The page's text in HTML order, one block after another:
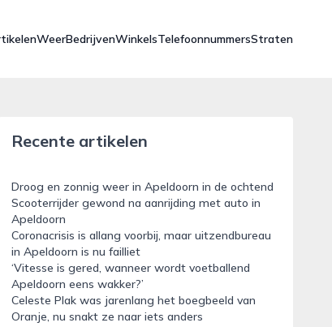
WeerBedrijvenWinkelsTelefoonnummersStraten
Recente artikelen
Droog en zonnig weer in Apeldoorn in de ochtend
Scooterrijder gewond na aanrijding met auto in
Apeldoorn
Coronacrisis is allang voorbij, maar uitzendbureau
in Apeldoorn is nu failliet
‘Vitesse is gered, wanneer wordt voetballend
Apeldoorn eens wakker?’
Celeste Plak was jarenlang het boegbeeld van
Oranje, nu snakt ze naar iets anders